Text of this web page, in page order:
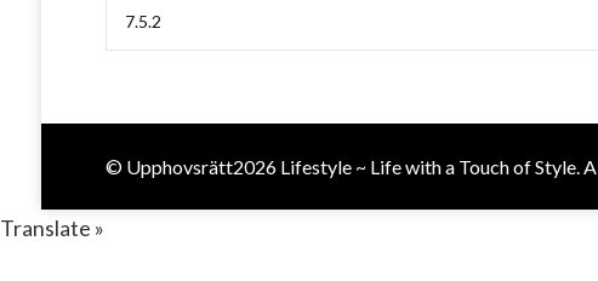
© Upphovsrätt2026 Lifestyle ~ Life with a Touch of Style.
Translate »